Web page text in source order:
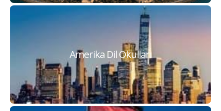
Amerika Dil Okulları
Newyork,Seattle,California